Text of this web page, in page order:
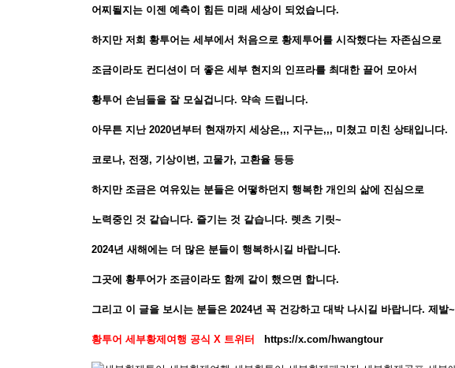
어찌될지는 이젠 예측이 힘든 미래 세상이 되었습니다.
하지만 저희 황투어는 세부에서 처음으로 황제투어를 시작했다는 자존심으로
조금이라도 컨디션이 더 좋은 세부 현지의 인프라를 최대한 끌어 모아서
황투어 손님들을 잘 모실겁니다. 약속 드립니다.
아무튼 지난 2020년부터 현재까지 세상은,,, 지구는,,, 미쳤고 미친 상태입니다.
코로나, 전쟁, 기상이변, 고물가, 고환율 등등
하지만 조금은 여유있는 분들은 어떻하던지 행복한 개인의 삶에 진심으로
노력중인 것 같습니다. 즐기는 것 같습니다. 렛츠 기릿~
2024년 새해에는 더 많은 분들이 행복하시길 바랍니다.
그곳에 황투어가 조금이라도 함께 같이 했으면 합니다.
그리고 이 글을 보시는 분들은 2024년 꼭 건강하고 대박 나시길 바랍니다. 제발~
황투어 세부황제여행 공식 X 트위터 https://x.com/hwangtour